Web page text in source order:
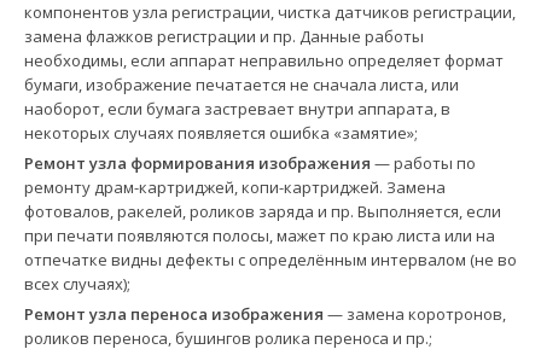
компонентов узла регистрации, чистка датчиков регистрации,
замена флажков регистрации и пр. Данные работы
необходимы, если аппарат неправильно определяет формат
бумаги, изображение печатается не сначала листа, или
наоборот, если бумага застревает внутри аппарата, в
некоторых случаях появляется ошибка «замятие»;
Ремонт узла формирования изображения — работы по
ремонту драм-картриджей, копи-картриджей. Замена
фотовалов, ракелей, роликов заряда и пр. Выполняется, если
при печати появляются полосы, мажет по краю листа или на
отпечатке видны дефекты с определённым интервалом (не во
всех случаях);
Ремонт узла переноса изображения — замена коротронов,
роликов переноса, бушингов ролика переноса и пр.;